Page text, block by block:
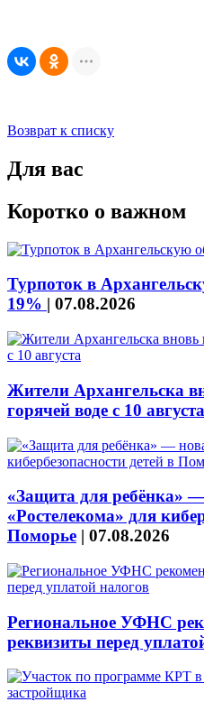
Возврат к списку
Для вас
Коротко о важном
Турпоток в
19% | 07.08.2026
Жители Архангельска
горячей воде с 10 августа
«Защита для ребёнка»
«Ростелекома» для
Поморье | 07.08.2026
Региональное УФНС
реквизиты перед